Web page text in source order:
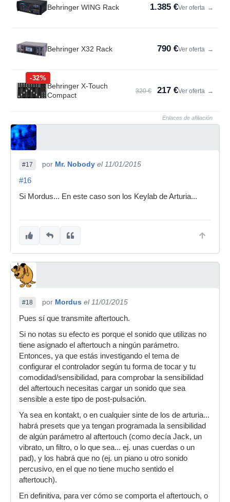
Behringer WING Rack 1.385 €Ver oferta →
Behringer X32 Rack 790 €Ver oferta →
-32%
Behringer X-Touch
Compact
320 € 217 €Ver oferta →
Enlaces de afiliación
#17 por Mr. Nobody el 11/01/2015
#16
Si Mordus... En este caso son los Keylab de Arturia...
#18 por Mordus el 11/01/2015
Pues sí que transmite aftertouch.
Si no notas su efecto es porque el sonido que utilizas no
tiene asignado el aftertouch a ningún parámetro.
Entonces, ya que estás investigando el tema de
configurar el controlador según tu forma de tocar y tu
comodidad/sensibilidad, para comprobar la sensibilidad
del aftertouch necesitas cargar un sonido que sea
sensible a este tipo de post-pulsación.
Ya sea en kontakt, o en cualquier sinte de los de arturia...
habrá presets que ya tengan programada la sensibilidad
de algún parámetro al aftertouch (como decía Jack, un
vibrato, un filtro, o lo que sea... ej. unas cuerdas o un
pad), y los habrá que no (ej. un piano u otro sonido
percusivo, en el que no tiene mucho sentido el
aftertouch).
En definitiva, para ver cómo se comporta el aftertouch, o